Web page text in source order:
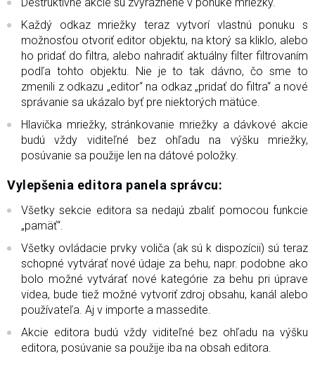
Každý odkaz mriežky teraz vytvorí vlastnú ponuku s
možnosťou otvoriť editor objektu, na ktorý sa kliklo, alebo
ho pridať do filtra, alebo nahradiť aktuálny filter filtrovaním
podľa tohto objektu. Nie je to tak dávno, čo sme to
zmenili z odkazu „editor“ na odkaz „pridať do filtra“ a nové
správanie sa ukázalo byť pre niektorých mätúce.
Hlavička mriežky, stránkovanie mriežky a dávkové akcie
budú vždy viditeľné bez ohľadu na výšku mriežky,
posúvanie sa použije len na dátové položky.
Vylepšenia editora panela správcu:
Všetky sekcie editora sa nedajú zbaliť pomocou funkcie
„pamäť“.
Všetky ovládacie prvky voliča (ak sú k dispozícii) sú teraz
schopné vytvárať nové údaje za behu, napr. podobne ako
bolo možné vytvárať nové kategórie za behu pri úprave
videa, bude tiež možné vytvoriť zdroj obsahu, kanál alebo
používateľa. Aj v importe a massedite.
Akcie editora budú vždy viditeľné bez ohľadu na výšku
editora, posúvanie sa použije iba na obsah editora.